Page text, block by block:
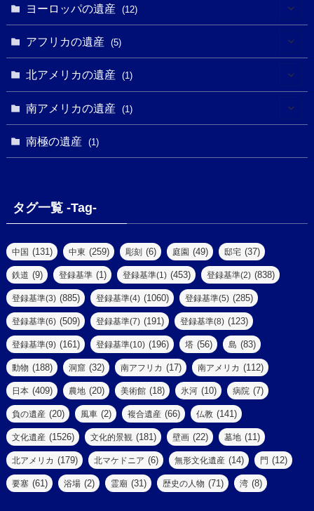
(7)
(5)
(39)
(290)
(7)
(6)
(3)
(3)
(6)
(5)
(16)
(62)
(14)
(61)
(9)
(2)
(17)
(8)
(73)
(11)
(5)
(2)
(2)
(8)
(4)
(8)
(2)
(2)
(10)
(1)
(1)
(7)
(2)
(47)
(8)(1)
(1)
(18)
(2)
(1)
ヨーロッパの遺産 (12)
(2)
(1)
(1)
(2)
(2)
アフリカの遺産 (5)
(3)
北アメリカの遺産 (1)
(1)
(1)
南アメリカの遺産 (1)
南極の遺産 (1)
タグ一覧 -Tag-
中国 (131) 中東 (259) 彫刻 (6) 庭園 (49) 邸宅 (37)
鉄道 (9) 登録基準 (1) 登録基準(1) (453) 登録基準(2) (838)
登録基準(3) (885) 登録基準(4) (1060) 登録基準(5) (285)
登録基準(6) (509) 登録基準(7) (191) 登録基準(8) (123)
登録基準(9) (161) 登録基準(10) (196) 塔 (56) 島 (83)
動物 (188) 洞窟 (32) 南アフリカ (17) 南アメリカ (112)
日本 (409) 農地 (20) 美術館 (18) 氷河 (10) 病院 (7)
負の遺産 (20) 風車 (2) 複合遺産 (66) 仏教 (141)
文化遺産 (1526) 文化的景観 (181) 壁画 (22) 墓地 (11)
北アメリカ (179) 北マケドニア (6) 無形文化遺産 (14) 門 (12)
要塞 (61) 浴場 (2) 霊廟 (31) 歴史の人物 (71) 湾 (8)